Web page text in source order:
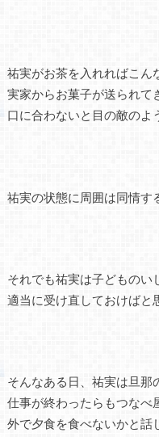
祐実がお茶を入れればこん
実家からお菓子が送られて
口に合わないと目の敵のよ
祐実の状態に周囲は同情す
それでも祐実は子どものい
適当に受け直しておけばと
そんなある日、祐実は旦那
仕事が終わったらもつなべ
外で夕食を食べないかと話